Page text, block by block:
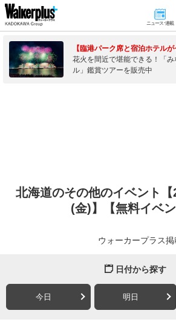
ニュース･連載
【臨港パーク席と宿泊ホテルが
花火を間近で堪能できる！「
ル」鑑賞ツアーを販売中
北海道のその他のイベント【
(金)】【無料イベン
ウォーカープラス
日付から探す
今日 明日